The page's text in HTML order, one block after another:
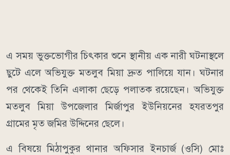
এ সময় ভুক্তভোগীর চিৎকার শুনে স্থানীয় এক নারী ঘটনাস্থলে
ছুটে এলে অভিযুক্ত মতলুব মিয়া দ্রুত পালিয়ে যান। ঘটনার
পর থেকেই তিনি এলাকা ছেড়ে পলাতক রয়েছেন। অভিযুক্ত
মতলুব মিয়া উপজেলার মির্জাপুর ইউনিয়নের হযরতপুর
গ্রামের মৃত জমির উদ্দিনের ছেলে।
এ বিষয়ে মিঠাপুকুর থানার অফিসার ইনচার্জ (ওসি) মোঃ